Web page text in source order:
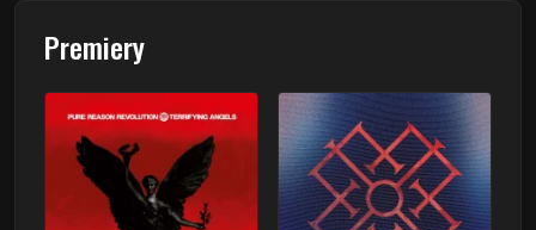
Premiery